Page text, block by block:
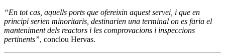
“En tot cas, aquells ports que ofereixin aquest servei, i que en
principi serien minoritaris, destinarien una terminal on es faria el
manteniment dels reactors i les comprovacions i inspeccions
pertinents”, conclou Hervas.